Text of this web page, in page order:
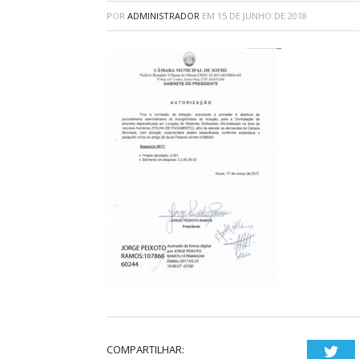
POR ADMINISTRADOR EM 15 DE JUNHO DE 2018
COMPARTILHAR: